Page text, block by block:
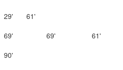
29'
61'
69' 69'
61'
90'